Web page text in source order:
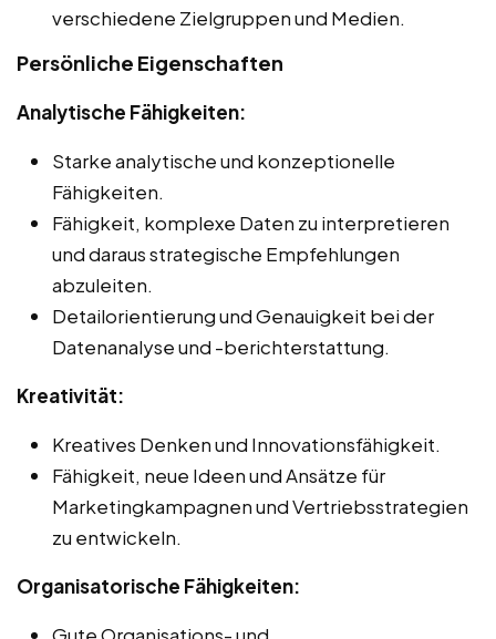
verschiedene Zielgruppen und Medien.
Persönliche Eigenschaften
Analytische Fähigkeiten:
Starke analytische und konzeptionelle
Fähigkeiten.
Fähigkeit, komplexe Daten zu interpretieren
und daraus strategische Empfehlungen
abzuleiten.
Detailorientierung und Genauigkeit bei der
Datenanalyse und -berichterstattung.
Kreativität:
Kreatives Denken und Innovationsfähigkeit.
Fähigkeit, neue Ideen und Ansätze für
Marketingkampagnen und Vertriebsstrategien
zu entwickeln.
Organisatorische Fähigkeiten: